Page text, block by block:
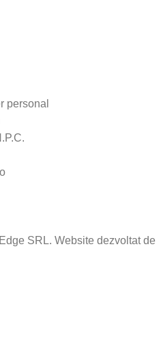
personal
SRL. Website dezvoltat de